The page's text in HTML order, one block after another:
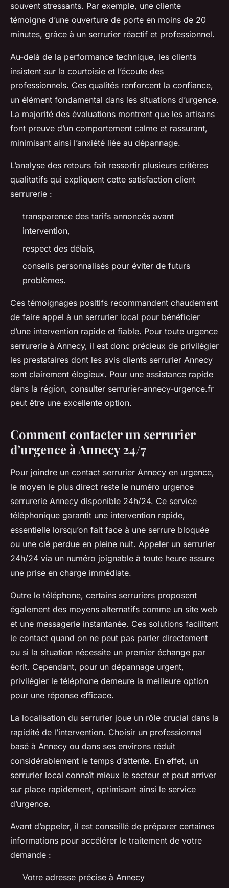
souvent stressants. Par exemple, une cliente
témoigne d’une ouverture de porte en moins de 20
minutes, grâce à un serrurier réactif et professionnel.
Au-delà de la performance technique, les clients
insistent sur la courtoisie et l’écoute des
professionnels. Ces qualités renforcent la confiance,
un élément fondamental dans les situations d’urgence.
La majorité des évaluations montrent que les artisans
font preuve d’un comportement calme et rassurant,
minimisant ainsi l’anxiété liée au dépannage.
L’analyse des retours fait ressortir plusieurs critères
qualitatifs qui expliquent cette satisfaction client
serrurerie :
transparence des tarifs annoncés avant
intervention,
respect des délais,
conseils personnalisés pour éviter de futurs
problèmes.
Ces témoignages positifs recommandent chaudement
de faire appel à un serrurier local pour bénéficier
d’une intervention rapide et fiable. Pour toute urgence
serrurerie à Annecy, il est donc précieux de privilégier
les prestataires dont les avis clients serrurier Annecy
sont clairement élogieux. Pour une assistance rapide
dans la région, consulter serrurier-annecy-urgence.fr
peut être une excellente option.
Comment contacter un serrurier
d’urgence à Annecy 24/7
Pour joindre un contact serrurier Annecy en urgence,
le moyen le plus direct reste le numéro urgence
serrurerie Annecy disponible 24h/24. Ce service
téléphonique garantit une intervention rapide,
essentielle lorsqu’on fait face à une serrure bloquée
ou une clé perdue en pleine nuit. Appeler un serrurier
24h/24 via un numéro joignable à toute heure assure
une prise en charge immédiate.
Outre le téléphone, certains serruriers proposent
également des moyens alternatifs comme un site web
et une messagerie instantanée. Ces solutions facilitent
le contact quand on ne peut pas parler directement
ou si la situation nécessite un premier échange par
écrit. Cependant, pour un dépannage urgent,
privilégier le téléphone demeure la meilleure option
pour une réponse efficace.
La localisation du serrurier joue un rôle crucial dans la
rapidité de l’intervention. Choisir un professionnel
basé à Annecy ou dans ses environs réduit
considérablement le temps d’attente. En effet, un
serrurier local connaît mieux le secteur et peut arriver
sur place rapidement, optimisant ainsi le service
d’urgence.
Avant d’appeler, il est conseillé de préparer certaines
informations pour accélérer le traitement de votre
demande :
Votre adresse précise à Annecy